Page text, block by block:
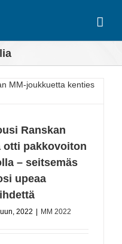
Ranskan
otti pakkovoiton
– seitsemäs
upeaa
2022 MM 2022